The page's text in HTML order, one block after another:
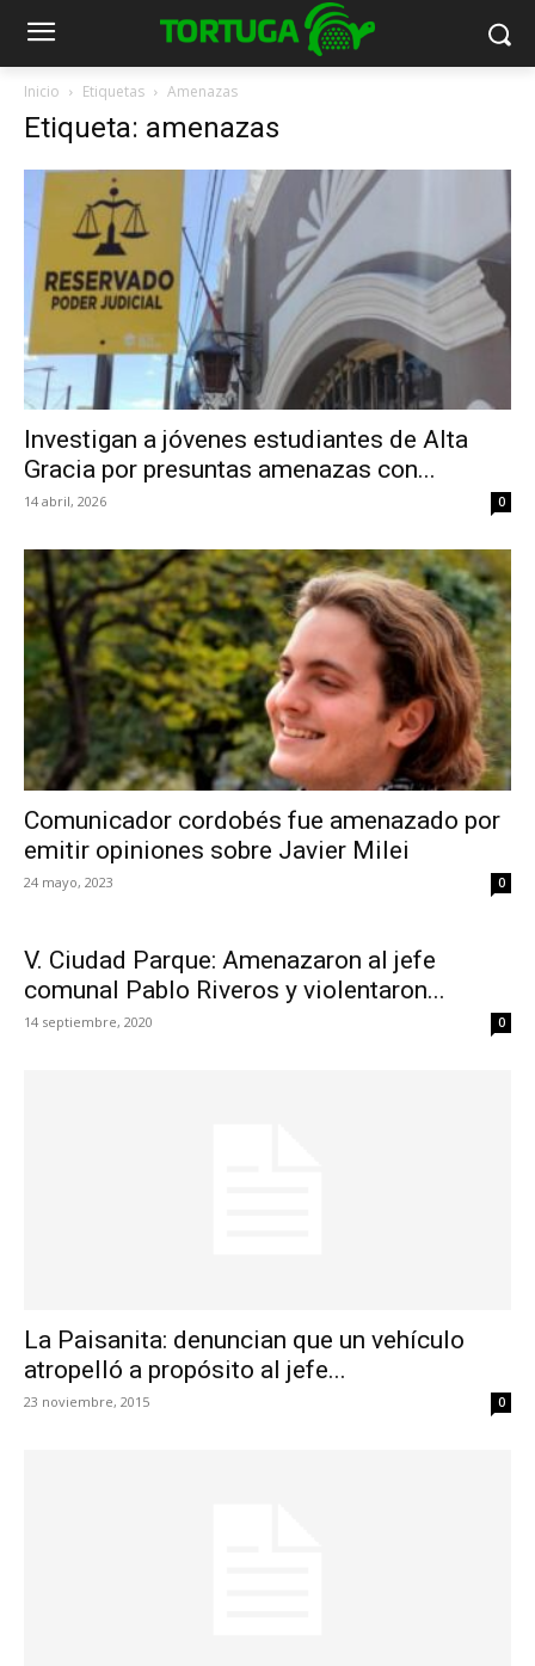
Inicio Etiquetas Amenazas
Etiqueta: amenazas
Investigan a jóvenes estudiantes de Alta
Gracia por presuntas amenazas con...
14 abril, 2026 0
Comunicador cordobés fue amenazado por
emitir opiniones sobre Javier Milei
24 mayo, 2023 0
V. Ciudad Parque: Amenazaron al jefe
comunal Pablo Riveros y violentaron...
14 septiembre, 2020 0
La Paisanita: denuncian que un vehículo
atropelló a propósito al jefe...
23 noviembre, 2015 0